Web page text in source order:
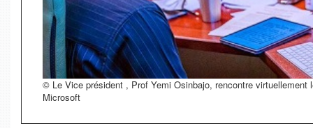
© Le Vice président , Prof Yemi Osinbajo, rencontre virtuellement
Microsoft